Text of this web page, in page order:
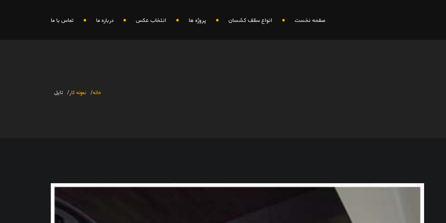
صفحه نخست انواع سقف کشسان پروژه ها انتخاب عکس درباره ما تماس با ما
خانه نمونه کار تایل